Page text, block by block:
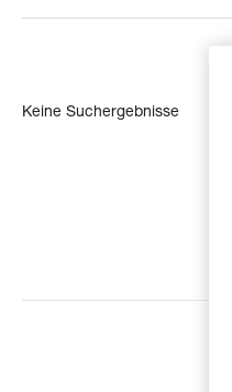
Keine Suchergebnisse